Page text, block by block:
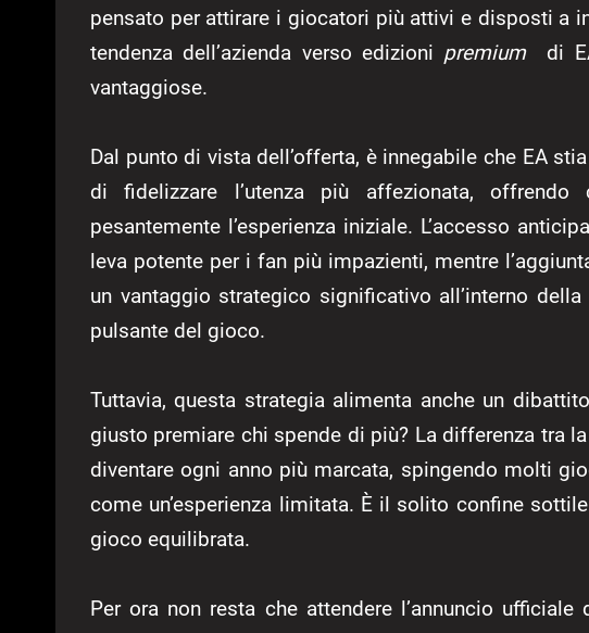
pensato per attirare i giocatori più attivi e disposti a
tendenza dell’azienda verso edizioni premium
di
vantaggiose.
Dal punto di vista dell’offerta, è innegabile che EA
di fidelizzare l’utenza più affezionata, offrendo
pesantemente l’esperienza iniziale. L’accesso
leva potente per i fan più impazienti, mentre
un vantaggio strategico significativo all’interno
pulsante del gioco.
Tuttavia, questa strategia alimenta anche un
giusto premiare chi spende di più? La differenza tra
diventare ogni anno più marcata, spingendo molti
come un’esperienza limitata. È il solito confine
gioco equilibrata.
Per ora non resta che attendere l’annuncio